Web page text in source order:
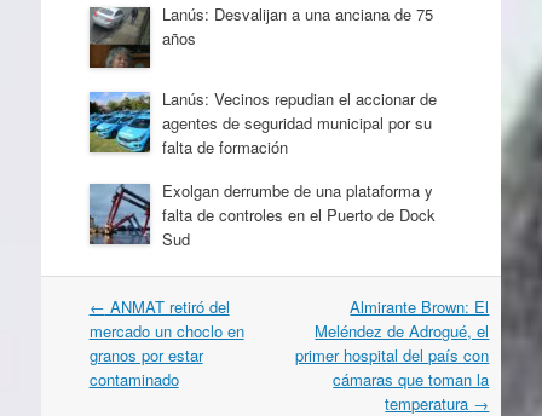
Lanús: Desvalijan a una anciana de 75
años
Lanús: Vecinos repudian el accionar de
agentes de seguridad municipal por su
falta de formación
Exolgan derrumbe de una plataforma y
falta de controles en el Puerto de Dock
Sud
Navegación
por
artículos
← ANMAT retiró del
mercado un choclo en
granos por estar
contaminado
Almirante Brown: El
Meléndez de Adrogué, el
primer hospital del país con
cámaras que toman la
temperatura →